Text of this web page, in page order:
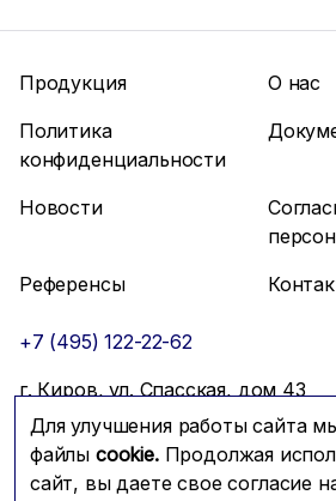
Для улучшения работы сайта
файлы cookie.Продолжая
сайт, вы даете свое согласие
Продукция
О нас
Политика
конфиденциальности
Новости
Референсы
+7 (495) 122-22-62
г. Киров, ул. Спасская, дом 43
info@mfmc.ru
Связаться с